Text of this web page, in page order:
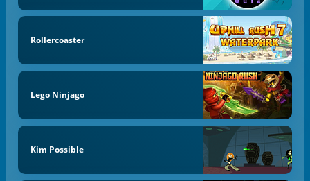
Rollercoaster
Lego Ninjago
Kim Possible